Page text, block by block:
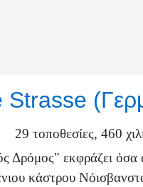
29 τοποθεσίες, 460
Δρόμος" εκφράζει όσα
κάστρου